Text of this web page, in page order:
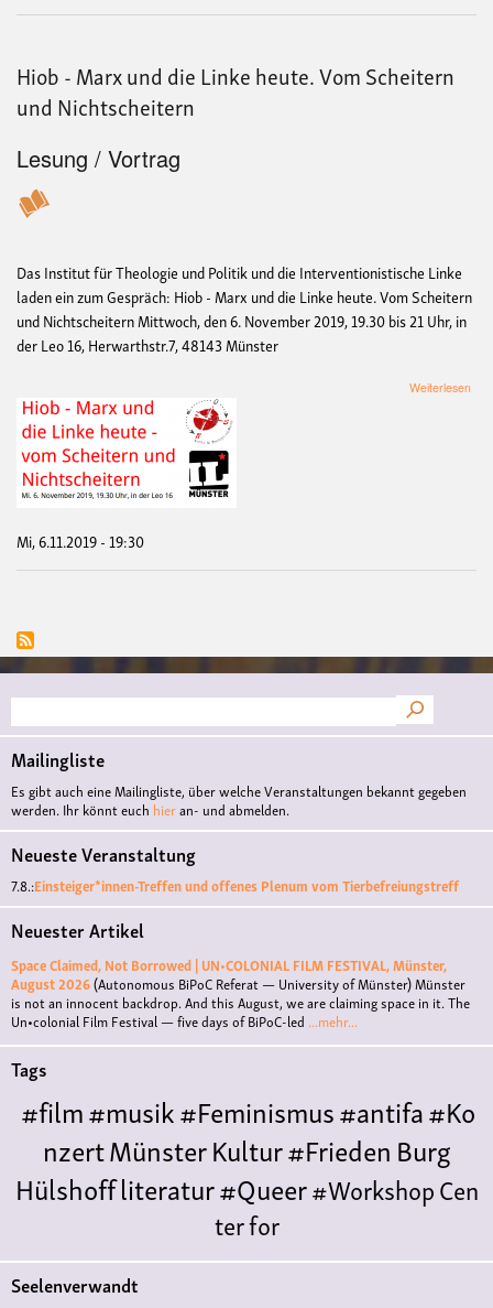
Hiob - Marx und die Linke heute. Vom Scheitern
und Nichtscheitern
Lesung / Vortrag
Das Institut für Theologie und Politik und die Interventionistische Linke
laden ein zum Gespräch: Hiob - Marx und die Linke heute. Vom Scheitern
und Nichtscheitern Mittwoch, den 6. November 2019, 19.30 bis 21 Uhr, in
der Leo 16, Herwarthstr.7, 48143 Münster
Weiterlesen
und
Mi, 6.11.2019 - 19:30
Suche
Mailingliste
Es gibt auch eine Mailingliste, über welche Veranstaltungen bekannt gegeben
werden. Ihr könnt euch hieran- und abmelden.
Neueste Veranstaltung
7.8.:Einsteiger*innen-Treffen und offenes Plenum vom Tierbefreiungstreff
Neuester Artikel
Space Claimed, Not Borrowed | UN•COLONIAL FILM FESTIVAL, Münster,
August 2026(Autonomous BiPoC Referat — University of Münster)Münster
is not an innocent backdrop. And this August, we are claiming space in it. The
Un•colonial Film Festival — five days of BiPoC-led ...mehr...
Tags
#film#musik#Feminismus#antifa#Ko
nzertMünsterKultur#FriedenBurg
Hülshoffliteratur#Queer#WorkshopCen
ter for
LiteraturePolyamoriePolytreff#liveKonzert
Polyamorietreff
Seelenverwandt